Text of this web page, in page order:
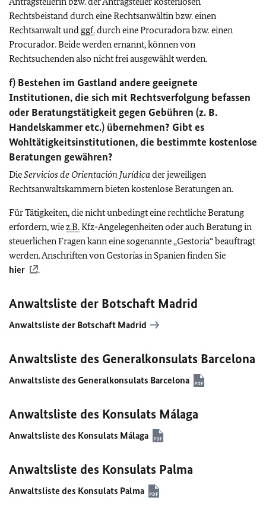
Rechtsbeistand durch eine Rechtsanwältin bzw. einen
Rechtsanwalt und ggf.durch eine Procuradora bzw. einen
Procurador. Beide werden ernannt, können von
Rechtsuchenden also nicht frei ausgewählt werden.
f) Bestehen im Gastland andere geeignete
Institutionen, die sich mit Rechtsverfolgung befassen
oder Beratungstätigkeit gegen Gebühren (z. B.
Handelskammer etc.) übernehmen? Gibt es
Wohltätigkeitsinstitutionen, die bestimmte kostenlose
Beratungen gewähren?
DieServicios de Orientación Jurídicader jeweiligen
Rechtsanwaltskammern bieten kostenlose Beratungen an.
Für Tätigkeiten, die nicht unbedingt eine rechtliche Beratung
erfordern, wiez.B.Kfz-Angelegenheiten oder auch Beratung in
steuerlichen Fragen kann eine sogenannte „Gestoria“ beauftragt
werden. Anschriften von Gestorías in Spanien finden Sie
hier
.
Anwaltsliste der Botschaft Madrid
Anwaltsliste der Botschaft Madrid
Anwaltsliste des Generalkonsulats Barcelona
Anwaltsliste des Generalkonsulats Barcelona
Anwaltsliste des Konsulats Málaga
Anwaltsliste des Konsulats Málaga
Anwaltsliste des Konsulats Palma
Anwaltsliste des Konsulats Palma